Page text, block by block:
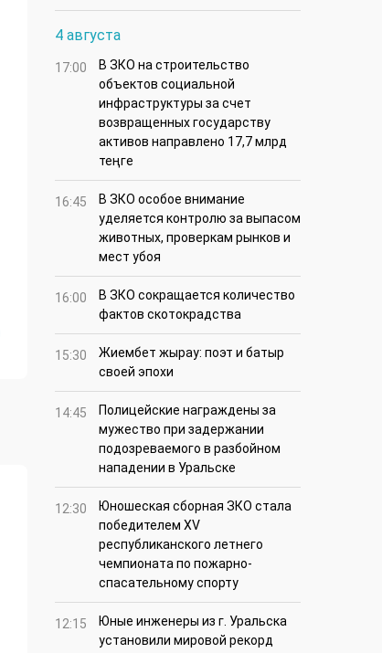
4 августа
17:00
В ЗКО на строительство
объектов социальной
инфраструктуры за счет
возвращенных государству
активов направлено 17,7 млрд
теңге
16:45
В ЗКО особое внимание
уделяется контролю за выпасом
животных, проверкам рынков и
мест убоя
16:00
В ЗКО сокращается количество
фактов скотокрадства
15:30
Жиембет жырау: поэт и батыр
своей эпохи
14:45
Полицейские награждены за
мужество при задержании
подозреваемого в разбойном
нападении в Уральске
12:30
Юношеская сборная ЗКО стала
победителем XV
республиканского летнего
чемпионата по пожарно-
спасательному спорту
12:15
Юные инженеры из г. Уральска
установили мировой рекорд